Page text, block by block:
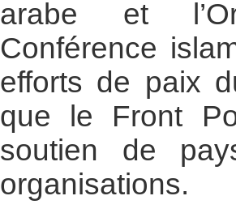
arabe et
Conférence
efforts de paix
que le Front
soutien de
organisations.